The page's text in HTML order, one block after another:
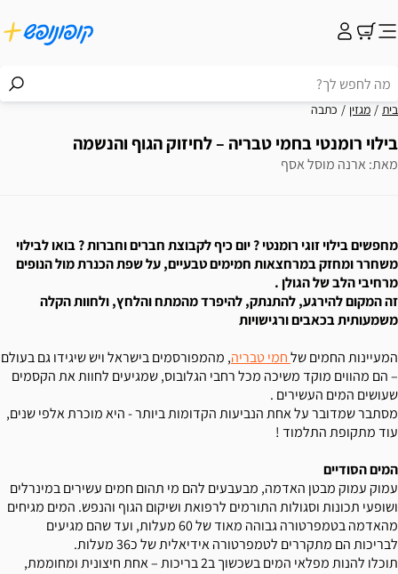
בית מגזין כתבה
בילוי רומנטי בחמי טבריה – לחיזוק הגוף והנשמה
מאת: ארנה מוסל אסף
מחפשים בילוי זוגי רומנטי ? יום כיף לקבוצת חברים וחברות ? בואו לבילוי
משחרר ומחזק במרחצאות חמימים טבעיים, על שפת הכנרת מול הנופים
מרחיבי הלב של הגולן .
זה המקום להירגע, להתנתק, להיפרד מהמתח והלחץ, ולחוות הקלה
משמעותית בכאבים ורגישויות
המעיינות החמים שלחמי טבריה, מהמפורסמים בישראל ויש שיגידו גם בעולם
– הם מהווים מוקד משיכה מכל רחבי הגלובוס, שמגיעים לחוות את הקסמים
שעושים המים העשירים .
מסתבר שמדובר על אחת הנביעות הקדומות ביותר - היא מוכרת אלפי שנים,
עוד מתקופת התלמוד !
המים הסודיים
עמוק עמוק מבטן האדמה, מבעבעים להם מי תהום חמים עשירים במינרלים
ושופעי תכונות וסגולות התורמים לרפואת ושיקום הגוף והנפש. המים מגיחים
מהאדמה בטמפרטורה גבוהה מאוד של 60 מעלות, ועד שהם מגיעים
לבריכות הם מתקררים לטמפרטורה אידיאלית של כ36 מעלות.
תוכלו להנות מפלאי המים בשכשוך ב2 בריכות – אחת חיצונית ומחוממת,